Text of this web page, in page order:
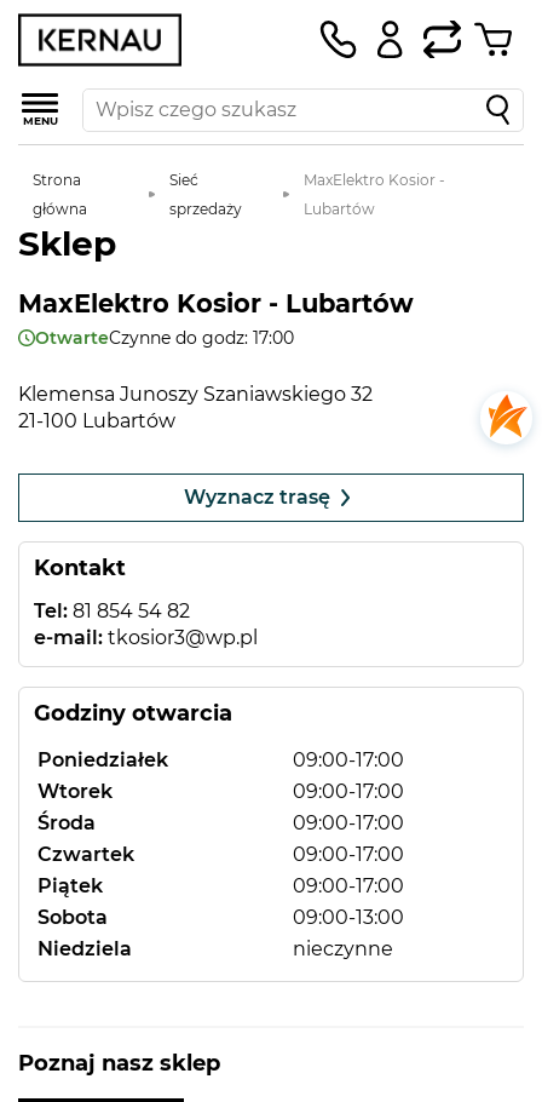
MENU
Strona
główna
Sieć
sprzedaży
MaxElektro Kosior -
Lubartów
Sklep
MaxElektro Kosior - Lubartów
OtwarteCzynne do godz: 17:00
Klemensa Junoszy Szaniawskiego 32
21-100 Lubartów
Kontakt
Tel: 81 854 54 82
e-mail: tkosior3@wp.pl
Godziny otwarcia
Poniedziałek
09:00-17:00
Wtorek
09:00-17:00
Środa
09:00-17:00
Czwartek
09:00-17:00
Piątek
09:00-17:00
Sobota
09:00-13:00
Niedziela
nieczynne
−
contributors
Wyznacz trasę
Poznaj nasz sklep